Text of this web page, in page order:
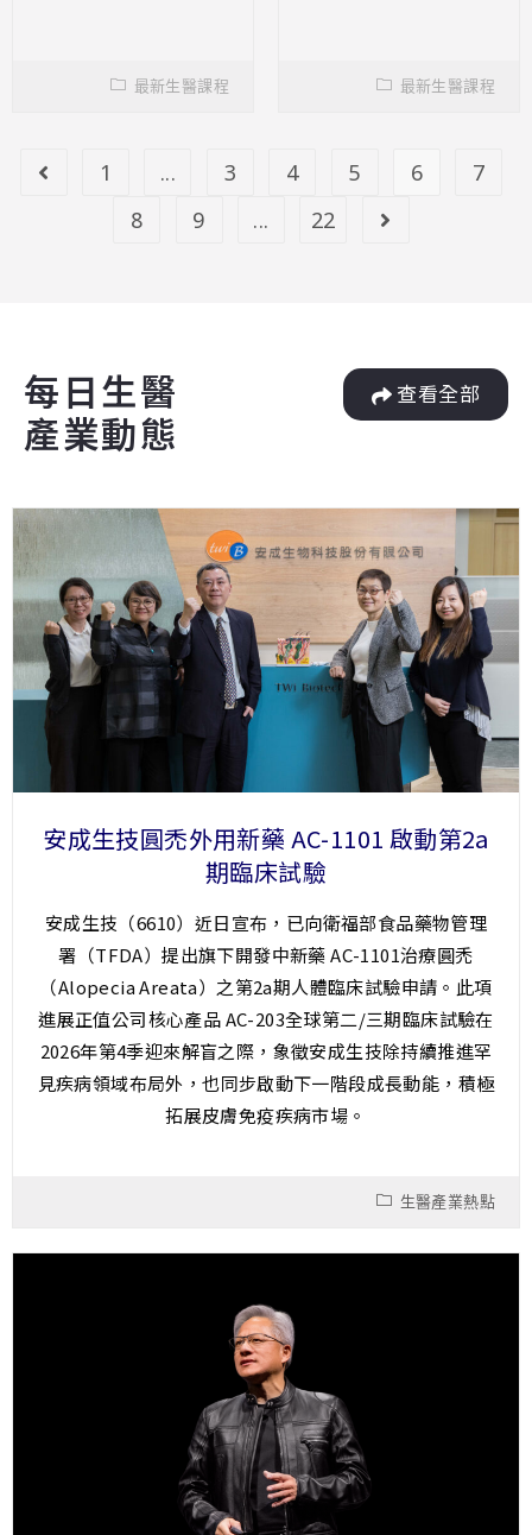
最新生醫課程 最新生醫課程
1 ... 3 4 5 6
7
8
9 ... 22
每日生醫
產業動態
查看全部
安成生技圓禿外用新藥 AC-1101 啟動第2a
期臨床試驗
安成生技（6610）近日宣布，已向衛福部食品藥物管理
署（TFDA）提出旗下開發中新藥 AC-1101治療圓禿
（Alopecia Areata）之第2a期人體臨床試驗申請。此項
進展正值公司核心產品 AC-203全球第二/三期臨床試驗在
2026年第4季迎來解盲之際，象徵安成生技除持續推進罕
見疾病領域布局外，也同步啟動下一階段成長動能，積極
拓展皮膚免疫疾病市場。
生醫產業熱點